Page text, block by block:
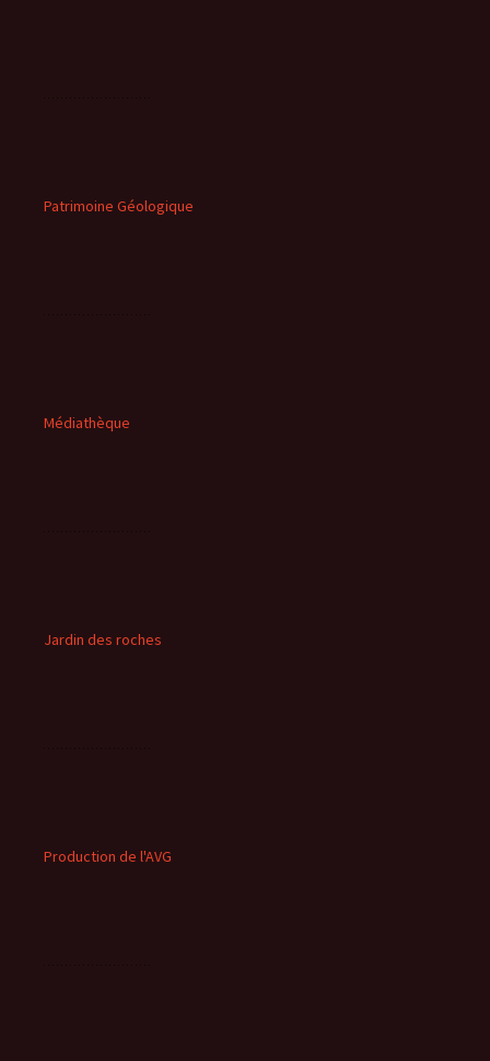
Patrimoine Géologique
Médiathèque
Jardin des roches
Production de l'AVG